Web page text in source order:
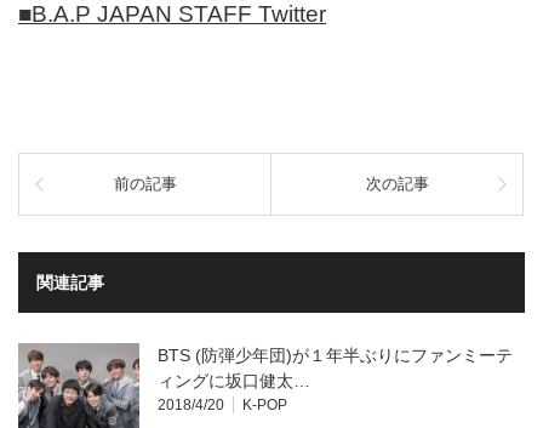
■B.A.P JAPAN STAFF Twitter
前の記事 次の記事
関連記事
BTS (防弾少年団)が１年半ぶりにファンミーテ
ィングに坂口健太…
2018/4/20 K-POP